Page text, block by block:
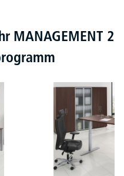
MANAGEMENT 2